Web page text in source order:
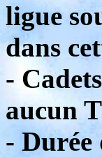
ligue
dans
-
aucun
- Durée